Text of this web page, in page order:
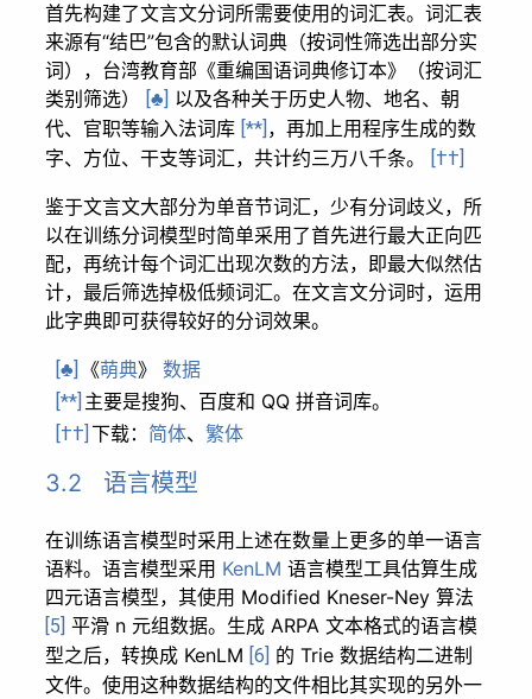
首先构建了文言文分词所需要使用的词汇表。词汇表
来源有“结巴”包含的默认词典（按词性筛选出部分实
词），台湾教育部《重编国语词典修订本》（按词汇
类别筛选）
[♣] 以及各种关于历史人物、地名、朝
代、官职等输入法词库 [**] ，再加上用程序生成的数
字、方位、干支等词汇，共计约三万八千条。
[††]
鉴于文言文大部分为单音节词汇，少有分词歧义，所
以在训练分词模型时简单采用了首先进行最大正向匹
配，再统计每个词汇出现次数的方法，即最大似然估
计，最后筛选掉极低频词汇。在文言文分词时，运用
此字典即可获得较好的分词效果。
[♣] 《萌典》 数据
[**] 主要是搜狗、百度和 QQ 拼音词库。
[††] 下载： 简体、 繁体
3.2 语言模型
在训练语言模型时采用上述在数量上更多的单一语言
语料。语言模型采用 KenLM 语言模型工具估算生成
四元语言模型，其使用 Modified Kneser-Ney 算法
[5] 平滑 n 元组数据。生成 ARPA 文本格式的语言模
型之后，转换成 KenLM [6] 的 Trie 数据结构二进制
文件。使用这种数据结构的文件相比其实现的另外一